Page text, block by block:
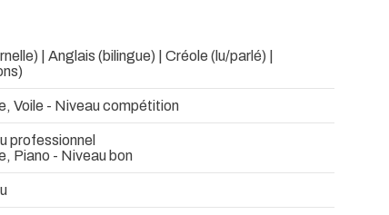
| Anglais (bilingue) | Créole (lu/parlé) |
Voile - Niveau compétition
professionnel
Piano - Niveau bon